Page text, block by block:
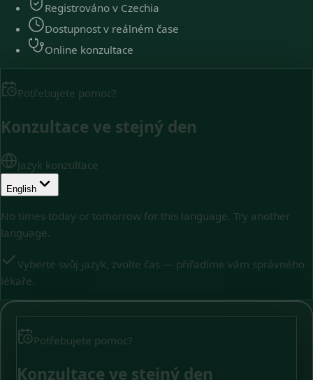
Registrováno v Czechia
Dostupnost v reálném čase
Online konzultace
Potřebujete pomoc?
Konzultace ve stejný den
Jazyk konzultace
English
No times today or tomorrow for this language. Try another
language.
Vyberte svůj jazyk, zvolte čas — přiřadíme vám správného
lékaře.
Potřebujete pomoc?
Konzultace ve stejný den